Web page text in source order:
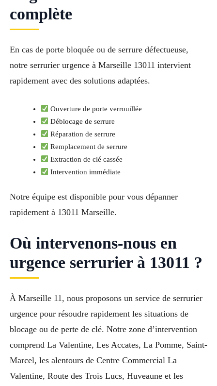
complète
En cas de porte bloquée ou de serrure défectueuse,
notre serrurier urgence à Marseille 13011 intervient
rapidement avec des solutions adaptées.
Ouverture de porte verrouillée
Déblocage de serrure
Réparation de serrure
Remplacement de serrure
Extraction de clé cassée
Intervention immédiate
Notre équipe est disponible pour vous dépanner
rapidement à 13011 Marseille.
Où intervenons-nous en
urgence serrurier à 13011 ?
À Marseille 11, nous proposons un service de serrurier
urgence pour résoudre rapidement les situations de
blocage ou de perte de clé. Notre zone d’intervention
comprend La Valentine, Les Accates, La Pomme, Saint-
Marcel, les alentours de Centre Commercial La
Valentine, Route des Trois Lucs, Huveaune et les